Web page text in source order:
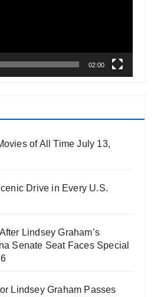
02:00
of All Time July 13,
Drive in Every U.S.
Lindsey Graham’s
Senate Seat Faces Special
Lindsey Graham Passes